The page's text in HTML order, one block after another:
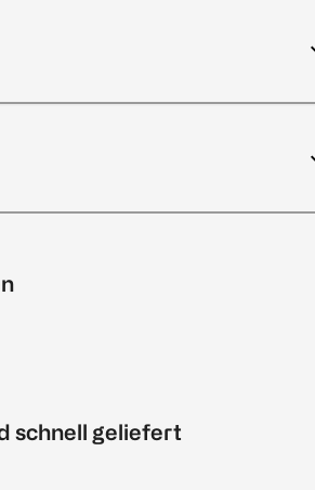
schnell geliefert